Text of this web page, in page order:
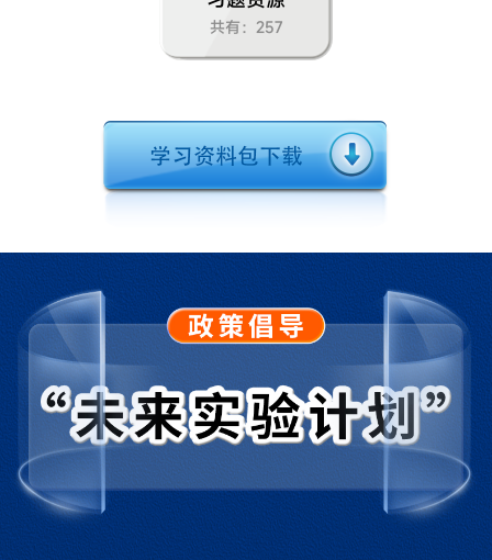
第五章：居民与文化
第一节：人口与人种
第二节：城镇与乡村
第三节：多样的文化
第六章： 发展与合作
【跨学科主题学习】探索外来食料作物传播史
共有：257